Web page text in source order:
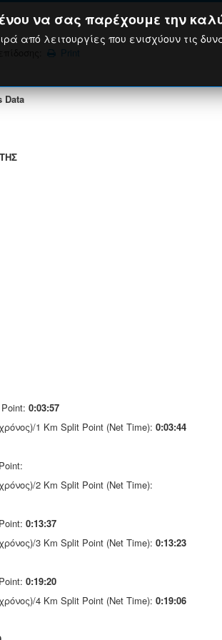
Print
Data
0:03:57
1 Km Split Point (Net Time): 0:03:44
2 Km Split Point (Net Time):
0:13:37
3 Km Split Point (Net Time): 0:13:23
0:19:20
4 Km Split Point (Net Time): 0:19:06
να σας παρέχουμε την
από λειτουργίες που ενισχύουν τις